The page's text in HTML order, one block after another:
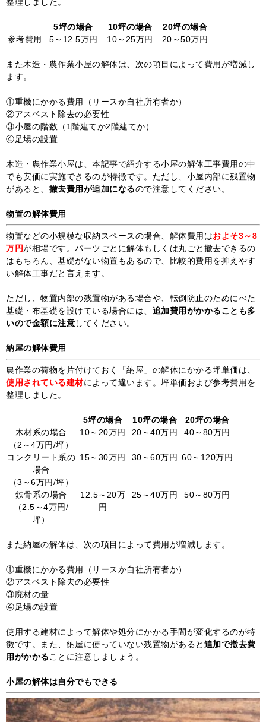
整理しました。
5坪の場合 10坪の場合
20坪の場合
参考費用
5～12.5万円 10～25万円 20～50万円
また木造・農作業小屋の解体は、次の項目によって費用が増減し
ます。
①重機にかかる費用（リースか自社所有者か）
②アスベスト除去の必要性
③小屋の階数（1階建てか2階建てか）
④足場の設置
木造・農作業小屋は、本記事で紹介する小屋の解体工事費用の中
でも安価に実施できるのが特徴です。ただし、小屋内部に残置物
があると、 撤去費用が追加になるので注意してください。
物置の解体費用
物置などの小規模な収納スペースの場合、解体費用はおよそ3～8
万円が相場です。パーツごとに解体もしくは丸ごと撤去できるの
はもちろん、基礎がない物置もあるので、比較的費用を抑えやす
い解体工事だと言えます。
ただし、物置内部の残置物がある場合や、転倒防止のためにべた
基礎・布基礎を設けている場合には、 追加費用がかかることも多
いので金額に注意してください。
納屋の解体費用
農作業の荷物を片付けておく「納屋」の解体にかかる坪単価は、
使用されている建材によって違います。坪単価および参考費用を
整理しました。
5坪の場合 10坪の場合
20坪の場合
木材系の場合
（2～4万円/坪）
10～20万円 20～40万円 40～80万円
コンクリート系の
場合
（3～6万円/坪）
15～30万円 30～60万円 60～120万円
鉄骨系の場合
（2.5～4万円/
坪）
12.5～20万
円
25～40万円 50～80万円
また納屋の解体は、次の項目によって費用が増減します。
①重機にかかる費用（リースか自社所有者か）
②アスベスト除去の必要性
③廃材の量
④足場の設置
使用する建材によって解体や処分にかかる手間が変化するのが特
徴です。また、納屋に使っていない残置物があると 追加で撤去費
用がかかることに注意しましょう。
小屋の解体は自分でもできる